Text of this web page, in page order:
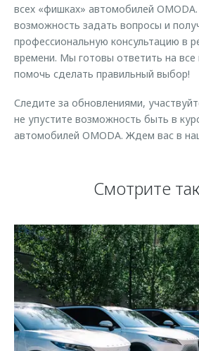
всех «фишках» автомобилей
возможность задать вопросы и
профессиональную консультацию в
времени. Мы готовы ответить на
помочь сделать правильный выбор!
Следите за обновлениями,
не упустите возможность быть в
автомобилей OMODA. Ждем вас в
Смотрите